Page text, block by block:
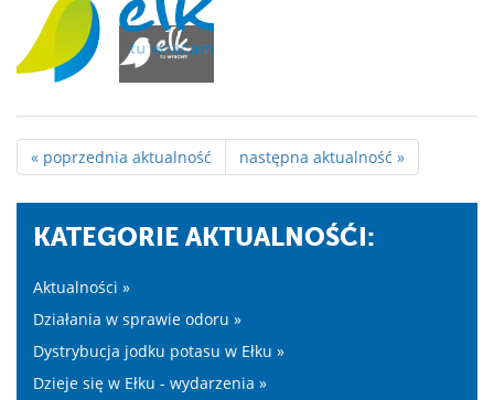
« poprzednia aktualność następna aktualność »
KATEGORIE AKTUALNOŚĆI:
Aktualności »
Działania w sprawie odoru »
Dystrybucja jodku potasu w Ełku »
Dzieje się w Ełku - wydarzenia »